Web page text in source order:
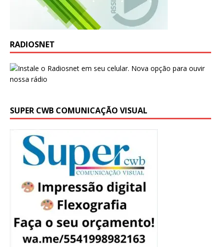
RADIOSNET
SUPER CWB COMUNICAÇÃO VISUAL